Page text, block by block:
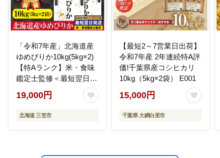
「令和7年産」北海道産
ゆめぴりか10kg(5kg×2)
【特Aランク】米・食味
鑑定士監修＜最短翌日発
送＞【1606120】
19,000円
北海道 三笠市
【最短2～7営業日出荷】
令和7年産 2年連続特A評
価!千葉県産コシヒカリ
10kg（5kg×2袋） E001
15,000円
千葉県 大網白里市